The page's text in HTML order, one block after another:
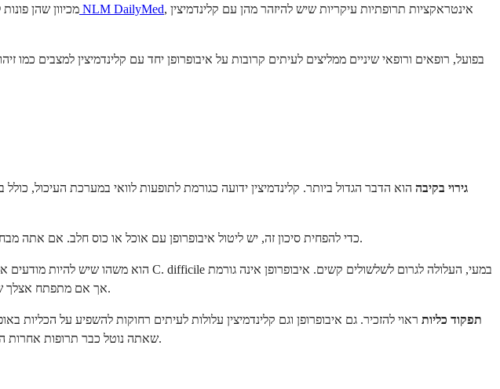
מכיוון שהן תווית הקלינדמיצין של NLM DailyMed, אינטראקציות תרופתיות עיקריות שיש להיזהר מהן עם קלינדמיצין
בפועל, רופאים ורופאי שיניים ממליצים לעיתים קרובות על איבופרופן יחד עם קלינדמיצין למצבים
גירוי בקיבה הוא הדבר הגדול ביותר. קלינדמיצין ידועה כגורמת לתופעות לוואי במערכת העיכול,
כדי להפחית סיכון זה, יש ליטול איבופרופן עם אוכל או כוס חלב. אם אתהמכיל טיפים מעשיים שיכולים לעזור.
ל-C. difficile, אך אם מתפתח אצלך שלשול מימי מתמשך בזמן נטילת קלינדמיצין, פנה לרופאך מייד ללא קשר אם אתה משתמש גם באיבופרופן.
תפקוד כליות ראוי להזכיר. גם איבופרופן וגם קלינדמיצין עלולות לעיתים רחוקות להשפיע על
שאתה נוטל כבר תרופות אחרות המשפיעות על תפקוד הכליות, ייתכן שהרופא שלך ירצה לעקוב אחר הבדיקות שלך או להציע אצטמינופן כמקל כאב חלופי.